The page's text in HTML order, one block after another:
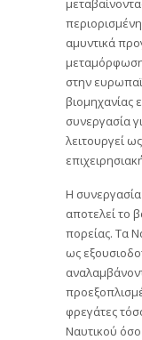
αμυντικά
στην
βιομηχανίας
συνεργασία
λειτουργεί
Η
αποτελεί το
πορείας. Τα
ως
φρεγάτες
Ναυτικού